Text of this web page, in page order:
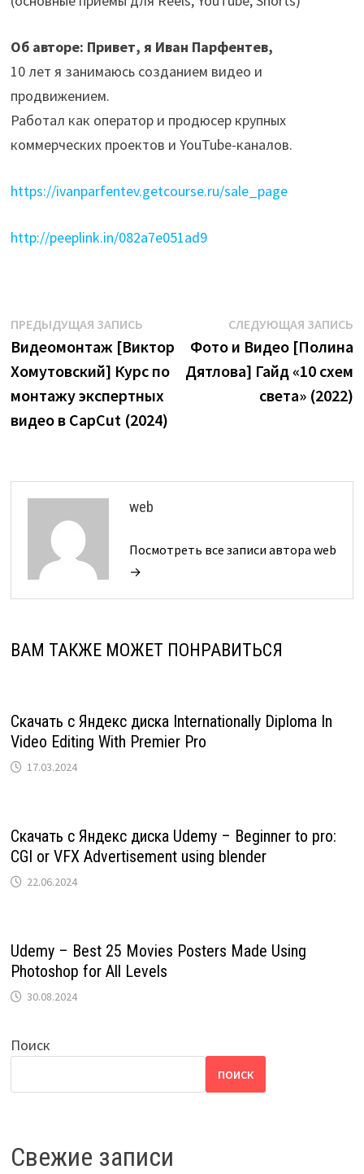
Об авторе: Привет, я Иван Парфентев,
10 лет я занимаюсь созданием видео и
продвижением.
Работал как оператор и продюсер крупных
коммерческих проектов и YouTube-каналов.
https://ivanparfentev.getcourse.ru/sale_page
http://peeplink.in/082a7e051ad9
Навигация
по
записям
ПРЕДЫДУЩАЯ ЗАПИСЬПредыдущая
запись:
Видеомонтаж [Виктор
Хомутовский] Курс по
монтажу экспертных
видео в CapCut (2024)
СЛЕДУЮЩАЯ ЗАПИСЬ
Фото и Видео [Полина
Дятлова] Гайд «10 схем
света» (2022)
web
Посмотреть все записи автора web
→
ВАМ ТАКЖЕ МОЖЕТ ПОНРАВИТЬСЯ
Скачать с Яндекс диска Internationally Diploma In
Video Editing With Premier Pro
17.03.2024
Скачать с Яндекс диска Udemy – Beginner to pro:
CGI or VFX Advertisement using blender
22.06.2024
Udemy – Best 25 Movies Posters Made Using
Photoshop for All Levels
30.08.2024
Поиск
ПОИСК
Свежие записи